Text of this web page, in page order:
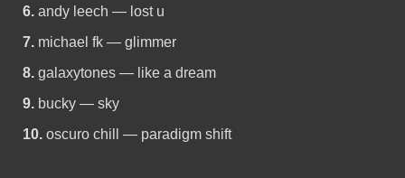
6. andy leech — lost u
7. michael fk — glimmer
8. galaxytones — like a dream
9. bucky — sky
10. oscuro chill — paradigm shift